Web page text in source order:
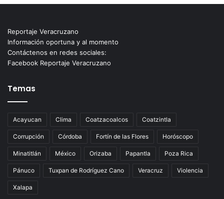
Reportaje Veracruzano
Información oportuna y al momento
Contáctenos en redes sociales:
Facebook Reportaje Veracruzano
Temas
Acayucan Clima Coatzacoalcos Coatzintla
Corrupción Córdoba Fortín de las Flores Horóscopo
Minatitlán México Orizaba Papantla Poza Rica
Pánuco Tuxpan de Rodríguez Cano Veracruz Violencia
Xalapa